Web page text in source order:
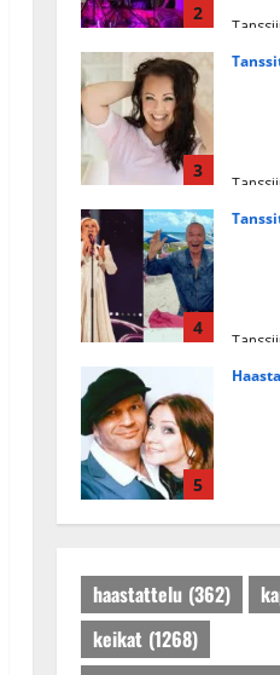
2
3
4
5
haastattelu (362)
keikat (1268)